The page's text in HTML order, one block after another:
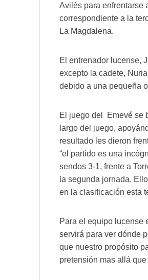
Avilés para enfrentarse
correspondiente a la
La Magdalena.
El entrenador lucense,
excepto la cadete,
debido a una pequeña
El juego del Emevé se
largo del juego,
resultado les dieron
“el partido es una
sendos 3-1, frente a
la segunda jornada.
en la clasificación esta
Para el equipo lucense
servirá para ver dónde
que nuestro propósito
pretensión mas allá